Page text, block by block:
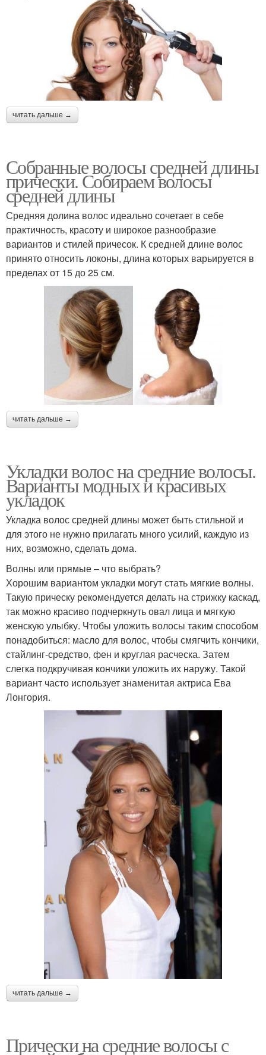
читать дальше →
Собранные волосы средней длины
прически. Собираем волосы
средней длины
Средняя долина волос идеально сочетает в себе
практичность, красоту и широкое разнообразие
вариантов и стилей причесок. К средней длине волос
принято относить локоны, длина которых варьируется в
пределах от 15 до 25 см.
читать дальше →
Укладки волос на средние волосы.
Варианты модных и красивых
укладок
Укладка волос средней длины может быть стильной и
для этого не нужно прилагать много усилий, каждую из
них, возможно, сделать дома.
Волны или прямые – что выбрать?
Хорошим вариантом укладки могут стать мягкие волны.
Такую прическу рекомендуется делать на стрижку каскад,
так можно красиво подчеркнуть овал лица и мягкую
женскую улыбку. Чтобы уложить волосы таким способом
понадобиться: масло для волос, чтобы смягчить кончики,
стайлинг-средство, фен и круглая расческа. Затем
слегка подкручивая кончики уложить их наружу. Такой
вариант часто использует знаменитая актриса Ева
Лонгория.
читать дальше →
Прически на средние волосы с